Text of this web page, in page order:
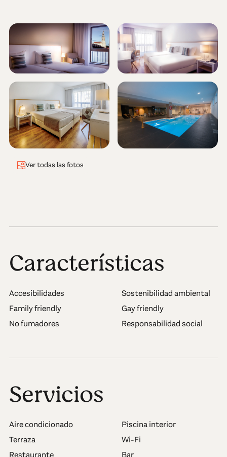
Ver todas las fotos
Características
Accesibilidades
Sostenibilidad ambiental
Family friendly
Gay friendly
No fumadores
Responsabilidad social
Servicios
Aire condicionado
Piscina interior
Terraza
Wi-Fi
Restaurante
Bar